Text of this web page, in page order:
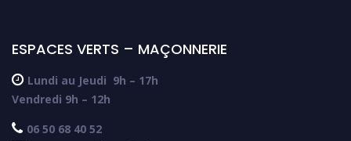
ESPACES VERTS – MAÇONNERIE
 Lundi au Jeudi 9h – 17h
Vendredi 9h – 12h
 06 50 68 40 52